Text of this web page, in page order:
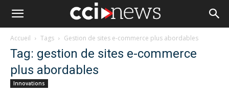
Accueil Tags Gestion de sites e-commerce plus abordables
Tag: gestion de sites e-commerce
plus abordables
Innovations